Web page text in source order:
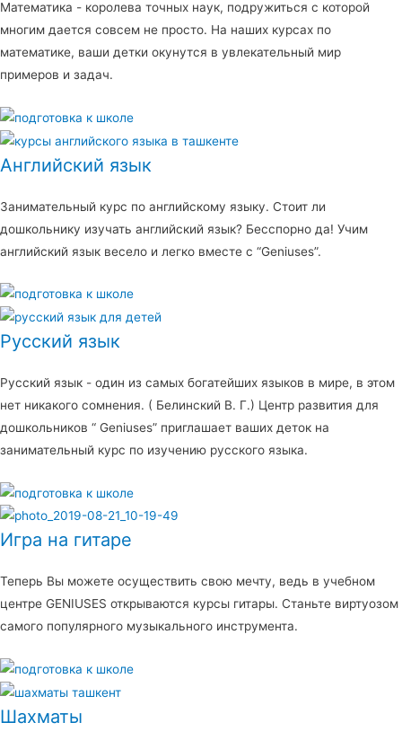
Математика - королева точных наук, подружиться с которой
многим дается совсем не просто. На наших курсах по
математике, ваши детки окунутся в увлекательный мир
примеров и задач.
Английский язык
Занимательный курс по английскому языку. Стоит ли
дошкольнику изучать английский язык? Бесспорно да! Учим
английский язык весело и легко вместе с “Geniuses”.
Русский язык
Русский язык - один из самых богатейших языков в мире, в этом
нет никакого сомнения. ( Белинский В. Г.) Центр развития для
дошкольников “ Geniuses” приглашает ваших деток на
занимательный курс по изучению русского языка.
Игра на гитаре
Теперь Вы можете осуществить свою мечту, ведь в учебном
центре GENIUSES открываются курсы гитары. Станьте виртуозом
самого популярного музыкального инструмента.
Шахматы